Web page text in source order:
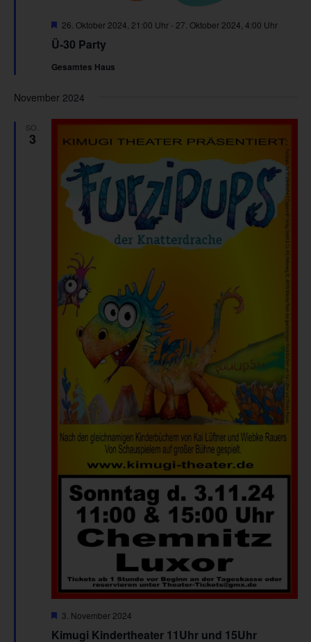
Ü-30 Party
Hervorgehoben
26. Oktober 2024, 21:00 Uhr- 27. Oktober 2024, 4:00 Uhr
Gesamtes Haus
November 2024
SO.
3
Kimugi Kindertheater 11Uhr und 15Uhr
Hervorgehoben
3. November 2024